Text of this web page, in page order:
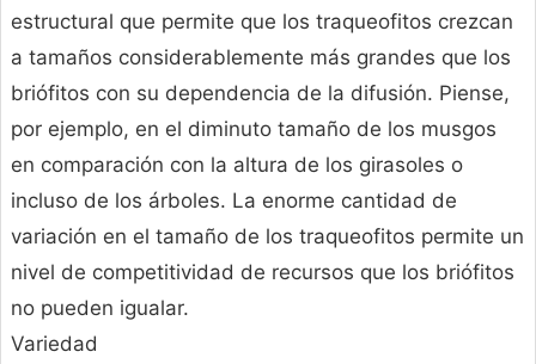
estructural que permite que los traqueofitos crezcan
a tamaños considerablemente más grandes que los
briófitos con su dependencia de la difusión. Piense,
por ejemplo, en el diminuto tamaño de los musgos
en comparación con la altura de los girasoles o
incluso de los árboles. La enorme cantidad de
variación en el tamaño de los traqueofitos permite un
nivel de competitividad de recursos que los briófitos
no pueden igualar.
Variedad